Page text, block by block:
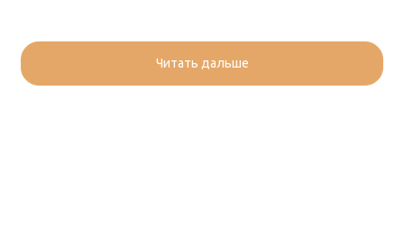
Читать дальше